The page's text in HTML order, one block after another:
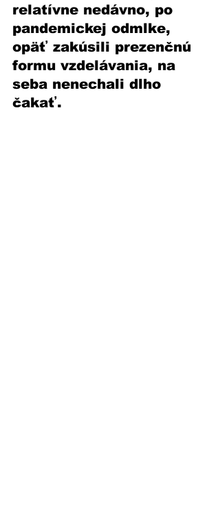
relatívne nedávno, po
pandemickej odmlke,
opäť zakúsili prezenčnú
formu vzdelávania, na
seba nenechali dlho
čakať.